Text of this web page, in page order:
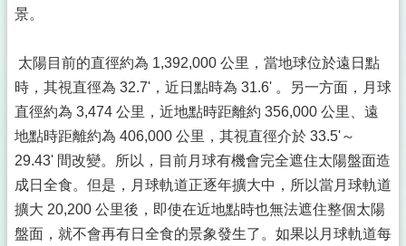
景。
太陽目前的直徑約為 1,392,000 公里，當地球位於遠日點
時，其視直徑為 32.7'，近日點時為 31.6' 。另一方面，月球
直徑約為 3,474 公里，近地點時距離約 356,000 公里、遠
地點時距離約為 406,000 公里，其視直徑介於 33.5'～
29.43' 間改變。所以，目前月球有機會完全遮住太陽盤面造
成日全食。但是，月球軌道正逐年擴大中，所以當月球軌道
擴大 20,200 公里後，即使在近地點時也無法遮住整個太陽
盤面，就不會再有日全食的景象發生了。如果以月球軌道每